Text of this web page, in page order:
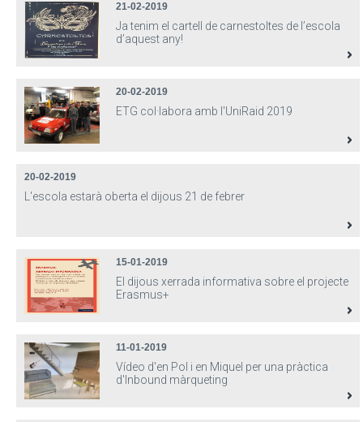
21-02-2019
Ja tenim el cartell de carnestoltes de l’escola
d’aquest any!
20-02-2019
ETG col·labora amb l'UniRaid 2019
20-02-2019
L'escola estarà oberta el dijous 21 de febrer
15-01-2019
El dijous xerrada informativa sobre el projecte
Erasmus+
11-01-2019
Vídeo d'en Pol i en Miquel per una pràctica
d'Inbound màrqueting